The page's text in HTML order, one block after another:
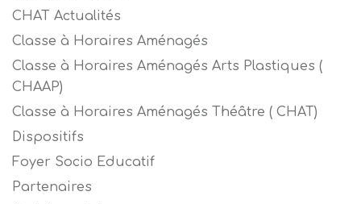
CHAT Actualités
Classe à Horaires Aménagés
Classe à Horaires Aménagés Arts Plastiques (
CHAAP)
Classe à Horaires Aménagés Théâtre ( CHAT)
Dispositifs
Foyer Socio Educatif
Partenaires